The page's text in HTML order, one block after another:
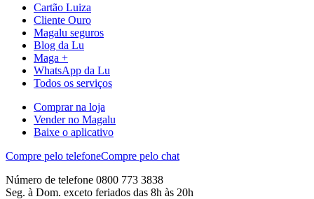
Cartão Luiza
Cliente Ouro
Magalu seguros
Blog da Lu
Maga +
WhatsApp da Lu
Todos os serviços
Comprar na loja
Vender no Magalu
Baixe o aplicativo
Compre pelo telefoneCompre pelo chat
Número de telefone 0800 773 3838
Seg. à Dom. exceto feriados das 8h às 20h